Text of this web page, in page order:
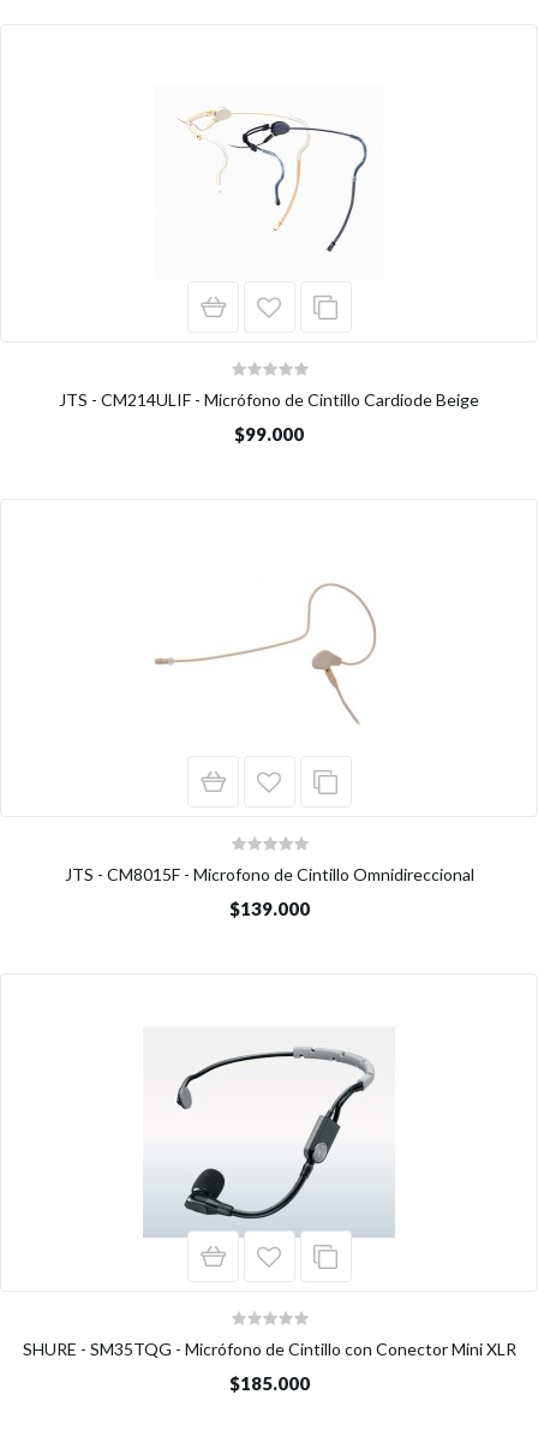
JTS - CM214ULIF - Micrófono de Cintillo Cardiode Beige
$99.000
JTS - CM8015F - Microfono de Cintillo Omnidireccional
$139.000
SHURE - SM35TQG - Micrófono de Cintillo con Conector Mini XLR
$185.000